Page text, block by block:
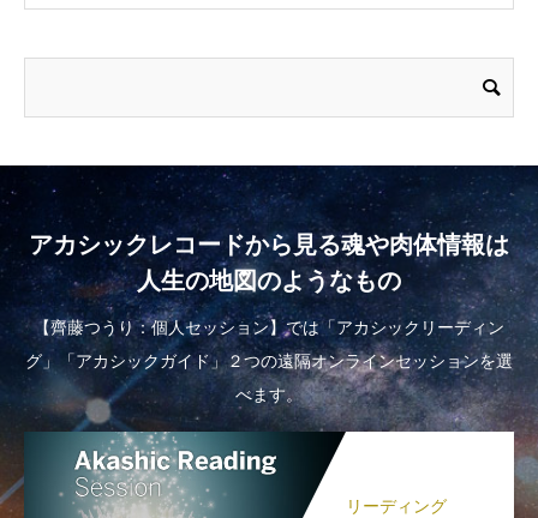
アカシックレコードから見る魂や肉体情報は
人生の地図のようなもの
【齊藤つうり：個人セッション】では「アカシックリーディン
グ」「アカシックガイド」２つの遠隔オンラインセッションを選
べます。
リーディング